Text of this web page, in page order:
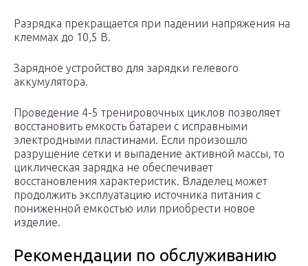
Разрядка прекращается при падении напряжения на
клеммах до 10,5 В.
Зарядное устройство для зарядки гелевого
аккумулятора.
Проведение 4-5 тренировочных циклов позволяет
восстановить емкость батареи с исправными
электродными пластинами. Если произошло
разрушение сетки и выпадение активной массы, то
циклическая зарядка не обеспечивает
восстановления характеристик. Владелец может
продолжить эксплуатацию источника питания с
пониженной емкостью или приобрести новое
изделие.
Рекомендации по обслуживанию